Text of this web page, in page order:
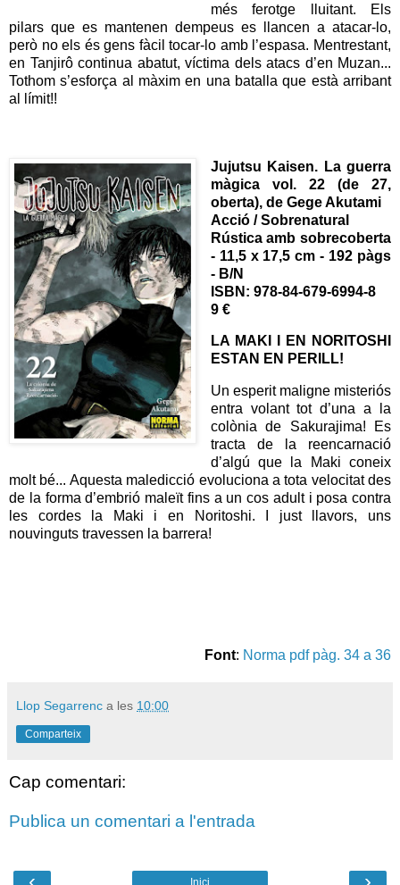
més ferotge lluitant. Els
pilars que es mantenen dempeus es llancen a atacar-lo,
però no els és gens fàcil tocar-lo amb l’espasa. Mentrestant,
en Tanjirô continua abatut, víctima dels atacs d’en Muzan...
Tothom s’esforça al màxim en una batalla que està arribant
al límit!!
Jujutsu Kaisen. La guerra
màgica vol. 22 (de 27,
oberta), de Gege Akutami
Acció / Sobrenatural
Rústica amb sobrecoberta
- 11,5 x 17,5 cm - 192 pàgs
- B/N
ISBN: 978-84-679-6994-8
9 €
LA MAKI I EN NORITOSHI
ESTAN EN PERILL!
Un esperit maligne misteriós
entra volant tot d’una a la
colònia de Sakurajima! Es
tracta de la reencarnació
d’algú que la Maki coneix
molt bé... Aquesta maledicció evoluciona a tota velocitat des
de la forma d’embrió maleït fins a un cos adult i posa contra
les cordes la Maki i en Noritoshi. I just llavors, uns
nouvinguts travessen la barrera!
Font: Norma pdf pàg. 34 a 36
Llop Segarrenc a les 10:00
Comparteix
Cap comentari:
Publica un comentari a l'entrada
Inici